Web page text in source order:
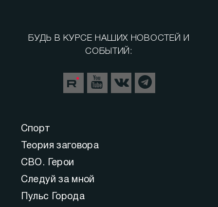
Спорт
Теория заговора
СВО. Герои
Следуй за мной
Пульс Города
БУДЬ В КУРСЕ НАШИХ НОВОСТЕЙ И
СОБЫТИЙ: